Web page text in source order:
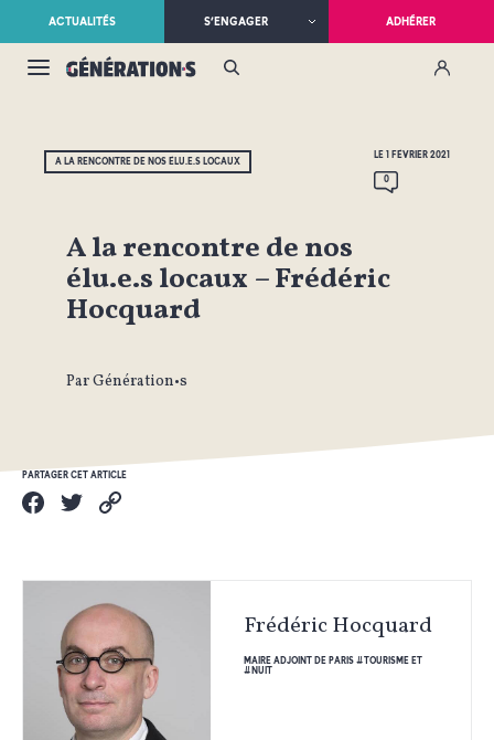
ACTUALITÉS S’ENGAGER ADHÉRER
A LA RENCONTRE DE NOS ÉLU.E.S LOCAUX
LE 1 FÉVRIER 2021
0
A la rencontre de nos
élu.e.s locaux – Frédéric
Hocquard
Par Génération•s
PARTAGER CET ARTICLE
Frédéric Hocquard
MAIRE ADJOINT DE PARIS #TOURISME ET
#NUIT